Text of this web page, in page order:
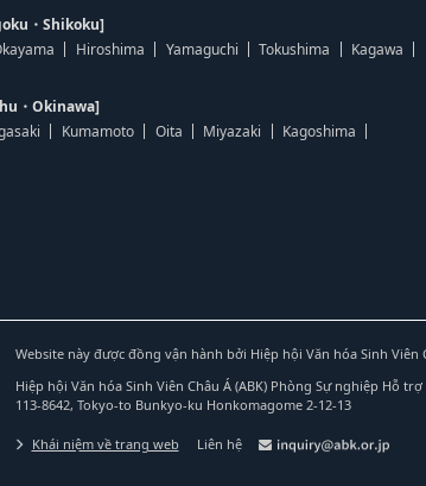
・Shikoku]
Hiroshima Yamaguchi Tokushima
Kagawa
・Okinawa]
Kumamoto Oita Miyazaki
Kagoshima
Website này được đồng vận hành bởi Hiệp hội Văn hóa Sinh Viên
Hiệp hội Văn hóa Sinh Viên Châu Á (ABK) Phòng Sự nghiệp Hỗ
113-8642, Tokyo-to Bunkyo-ku Honkomagome 2-12-13
Khái niệm về trang web Liên hệ